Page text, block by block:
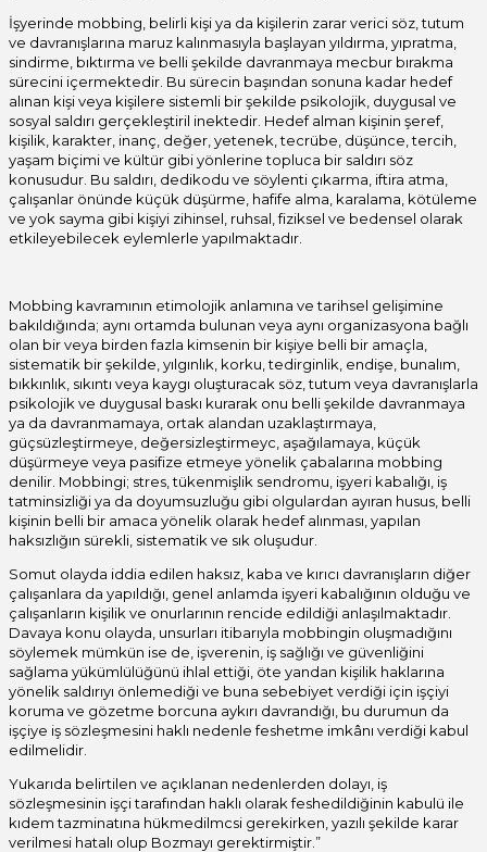
İşyerinde mobbing, belirli kişi ya da kişilerin zarar verici söz, tutum
ve davranışlarına maruz kalınmasıyla başlayan yıldırma, yıpratma,
sindirme, bıktırma ve belli şekilde davranmaya mecbur bırakma
sürecini içermektedir. Bu sürecin başından sonuna kadar hedef
alınan kişi veya kişilere sistemli bir şekilde psikolojik, duygusal ve
sosyal saldırı gerçekleştiril inektedir. Hedef alman kişinin şeref,
kişilik, karakter, inanç, değer, yetenek, tecrübe, düşünce, tercih,
yaşam biçimi ve kültür gibi yönlerine topluca bir saldırı söz
konusudur. Bu saldırı, dedikodu ve söylenti çıkarma, iftira atma,
çalışanlar önünde küçük düşürme, hafife alma, karalama, kötüleme
ve yok sayma gibi kişiyi zihinsel, ruhsal, fiziksel ve bedensel olarak
etkileyebilecek eylemlerle yapılmaktadır.
Mobbing kavramının etimolojik anlamına ve tarihsel gelişimine
bakıldığında; aynı ortamda bulunan veya aynı organizasyona bağlı
olan bir veya birden fazla kimsenin bir kişiye belli bir amaçla,
sistematik bir şekilde, yılgınlık, korku, tedirginlik, endişe, bunalım,
bıkkınlık, sıkıntı veya kaygı oluşturacak söz, tutum veya davranışlarla
psikolojik ve duygusal baskı kurarak onu belli şekilde davranmaya
ya da davranmamaya, ortak alandan uzaklaştırmaya,
güçsüzleştirmeye, değersizleştirmeyc, aşağılamaya, küçük
düşürmeye veya pasifize etmeye yönelik çabalarına mobbing
denilir. Mobbingi; stres, tükenmişlik sendromu, işyeri kabalığı, iş
tatminsizliği ya da doyumsuzluğu gibi olgulardan ayıran husus, belli
kişinin belli bir amaca yönelik olarak hedef alınması, yapılan
haksızlığın sürekli, sistematik ve sık oluşudur.
Somut olayda iddia edilen haksız, kaba ve kırıcı davranışların diğer
çalışanlara da yapıldığı, genel anlamda işyeri kabalığının olduğu ve
çalışanların kişilik ve onurlarının rencide edildiği anlaşılmaktadır.
Davaya konu olayda, unsurları itibarıyla mobbingin oluşmadığını
söylemek mümkün ise de, işverenin, iş sağlığı ve güvenliğini
sağlama yükümlülüğünü ihlal ettiği, öte yandan kişilik haklarına
yönelik saldırıyı önlemediği ve buna sebebiyet verdiği için işçiyi
koruma ve gözetme borcuna aykırı davrandığı, bu durumun da
işçiye iş sözleşmesini haklı nedenle feshetme imkânı verdiği kabul
edilmelidir.
Yukarıda belirtilen ve açıklanan nedenlerden dolayı, iş
sözleşmesinin işçi tarafından haklı olarak feshedildiğinin kabulü ile
kıdem tazminatına hükmedilmcsi gerekirken, yazılı şekilde karar
verilmesi hatalı olup Bozmayı gerektirmiştir.”